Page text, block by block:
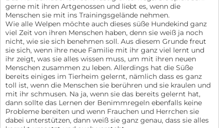
gerne mit ihren Artgenossen und liebt es, wenn die
Menschen sie mit ins Trainingsgelände nehmen.
Wie alle Welpen möchte auch dieses süße Hundekind ganz
viel Zeit von ihren Menschen haben, denn sie weiß ja noch
nicht, wie sie sich benehmen soll. Aus diesem Grunde freut
sie sich, wenn ihre neue Familie mit ihr ganz viel lernt und
ihr zeigt, was sie alles wissen muss, um mit ihren neuen
Menschen zusammen zu leben. Allerdings hat die Süße
bereits einiges im Tierheim gelernt, nämlich dass es ganz
toll ist, wenn die Menschen sie berühren und sie kraulen und
mit ihr schmusen. Na ja, wenn sie das bereits gelernt hat,
dann sollte das Lernen der Benimmregeln ebenfalls keine
Probleme bereiten und wenn Frauchen und Herrchen sie
dabei unterstützen, dann weiß sie ganz genau, dass sie alles